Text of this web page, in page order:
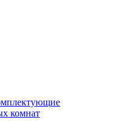
комнат